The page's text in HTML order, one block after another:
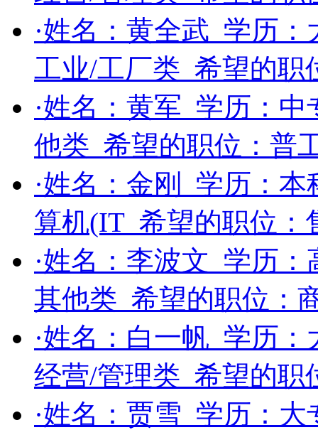
·姓名： 黄全武 学历：
工业/工厂类 希望的职
·姓名： 黄军 学历： 中
他类 希望的职位： 普
·姓名： 金刚 学历： 本
算机(IT 希望的职位：
·姓名： 李波文 学历：
其他类 希望的职位：
·姓名： 白一帆 学历：
经营/管理类 希望的职
·姓名： 贾雪 学历： 大